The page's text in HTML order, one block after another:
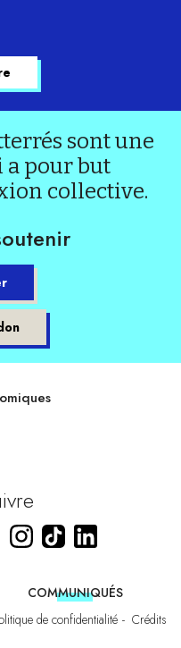
sont une
a pour but
collective.
COMMUNIQUÉS
de confidentialité
Crédits